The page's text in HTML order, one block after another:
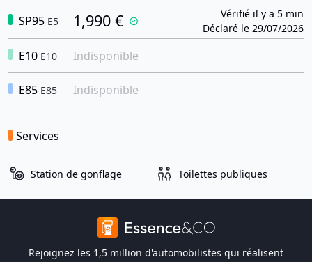
SP95 E5 1,990 €
Vérifié il y a 5 min
Déclaré le 29/07/2026
E10 E10 Indisponible
E85 E85 Indisponible
Services
Station de gonflage Toilettes publiques
Rejoignez les 1,5 million d'automobilistes qui réalisent